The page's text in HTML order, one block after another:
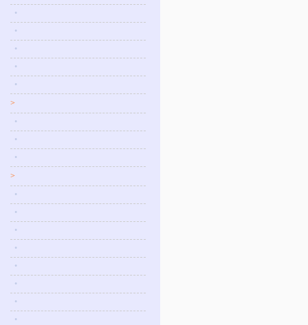
•
•
•
•
•
>
•
•
•
>
•
•
•
•
•
•
•
•